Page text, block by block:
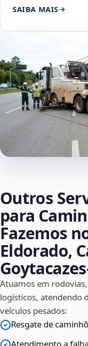
SAIBA MAIS
Outros
para
Fazemos
Eldorado,
Atuamos em
logísticos, atendendo
veículos pesados:
Resgate de